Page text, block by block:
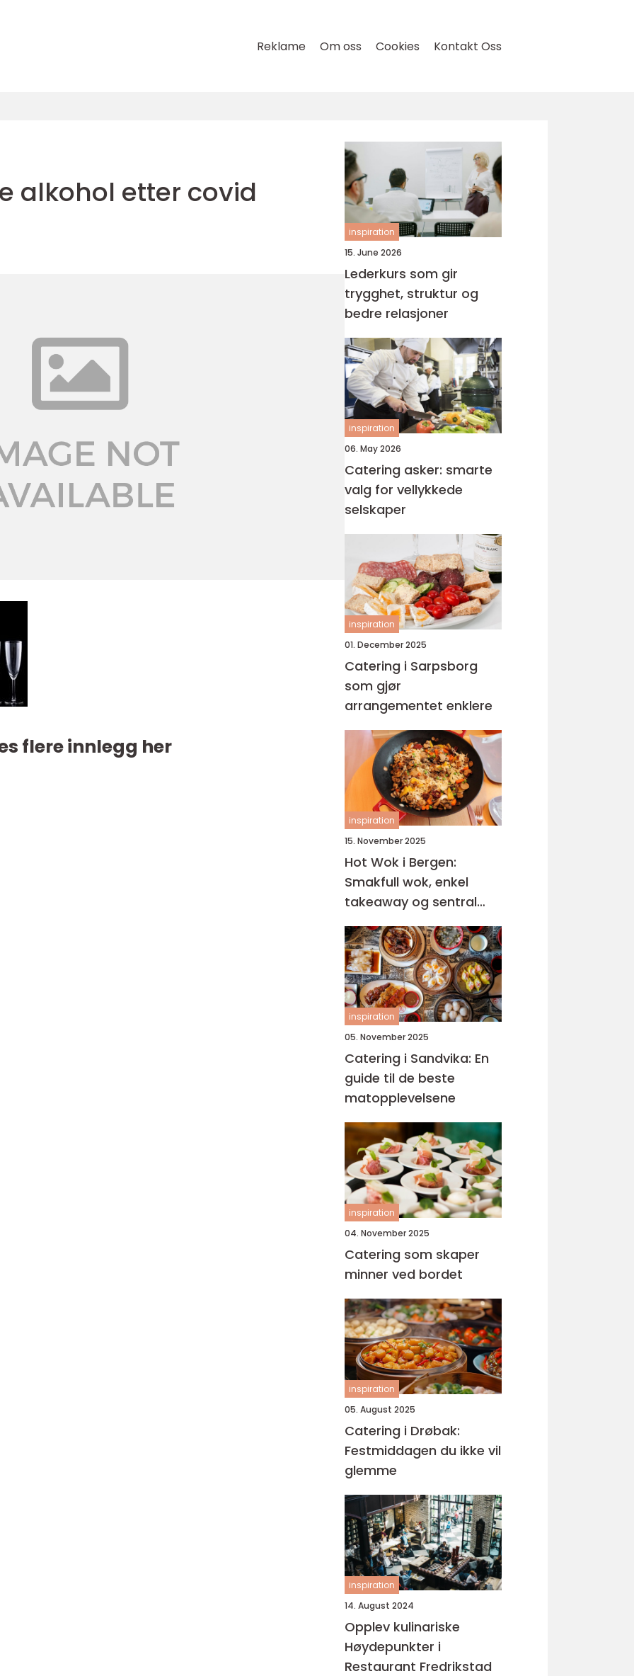
Reklame Om oss Cookies Kontakt Oss
alkohol etter covid
flere innlegg her
inspiration
15. June 2026
Lederkurs som gir
trygghet, struktur og
bedre relasjoner
inspiration
06. May 2026
Catering asker: smarte
valg for vellykkede
selskaper
inspiration
01. December 2025
Catering i Sarpsborg
som gjør
arrangementet enklere
inspiration
15. November 2025
Hot Wok i Bergen:
Smakfull wok, enkel
takeaway og sentral
beliggenhet
inspiration
05. November 2025
Catering i Sandvika: En
guide til de beste
matopplevelsene
inspiration
04. November 2025
Catering som skaper
minner ved bordet
inspiration
05. August 2025
Catering i Drøbak:
Festmiddagen du ikke vil
glemme
inspiration
14. August 2024
Opplev kulinariske
Høydepunkter i
Restaurant Fredrikstad